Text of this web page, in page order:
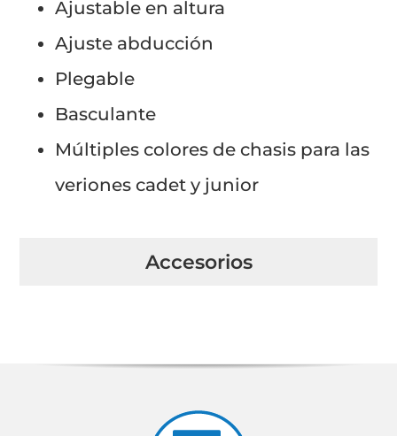
Ajustable en altura
Ajuste abducción
Plegable
Basculante
Múltiples colores de chasis para las
veriones cadet y junior
Accesorios